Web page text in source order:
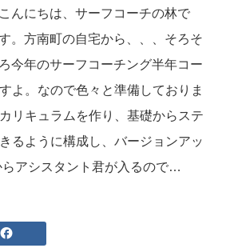
こんにちは、サーフコーチの林で
。方南町の自宅から、、、そろそ
ろ今年のサーフコーチング半年コー
よ。なので色々と準備しておりま
リキュラムを作り、基礎からステ
るように構成し、バージョンアッ
アシスタント君が入るので…